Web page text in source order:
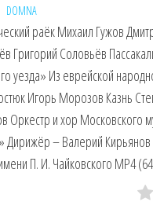
DOMNA
раёк Михаил Гужов
Григорий Соловьёв
уезда» Из еврейской
Игорь Морозов Казнь
Оркестр и хор Московского
Дирижёр – Валерий Кирьянов
П. И. Чайковского MP4